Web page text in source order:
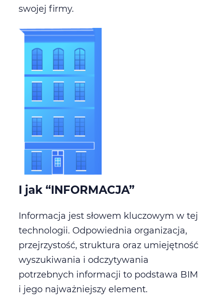
swojej firmy.
I jak “INFORMACJA”
Informacja jest słowem kluczowym w tej
technologii. Odpowiednia organizacja,
przejrzystość, struktura oraz umiejętność
wyszukiwania i odczytywania
potrzebnych informacji to podstawa BIM
i jego najważniejszy element.